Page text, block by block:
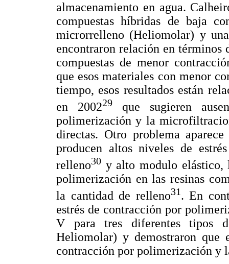
almacenamiento en agua.
compuestas híbridas de baja
microrrelleno (Heliomolar) y
encontraron relación en
compuestas de menor
que esos materiales con menor
tiempo, esos resultados están
en 200229 que sugieren
polimerización y la
directas. Otro problema
producen altos niveles de
relleno30 y alto modulo elástico,
polimerización en las resinas
la cantidad de relleno31. En
estrés de contracción por
V para tres diferentes tipos
Heliomolar) y demostraron que
contracción por polimerización y